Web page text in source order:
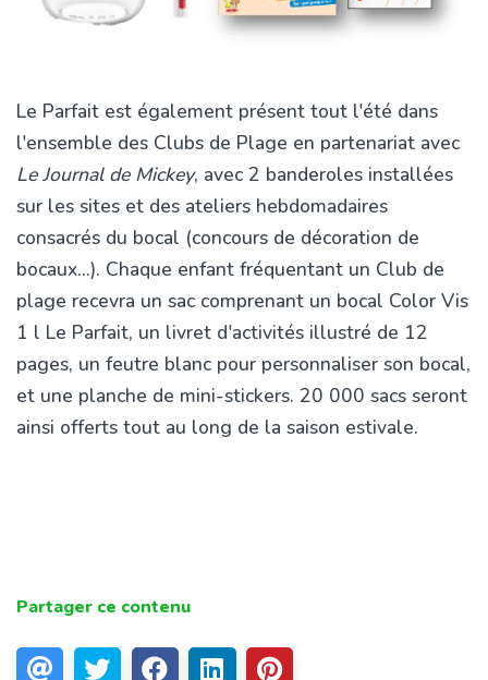
Le Parfait est également présent tout l'été dans
l'ensemble des Clubs de Plage en partenariat avec
Le Journal de Mickey, avec 2 banderoles installées
sur les sites et des ateliers hebdomadaires
consacrés du bocal (concours de décoration de
bocaux...). Chaque enfant fréquentant un Club de
plage recevra un sac comprenant un bocal Color Vis
1 l Le Parfait, un livret d'activités illustré de 12
pages, un feutre blanc pour personnaliser son bocal,
et une planche de mini-stickers. 20 000 sacs seront
ainsi offerts tout au long de la saison estivale.
Partager ce contenu